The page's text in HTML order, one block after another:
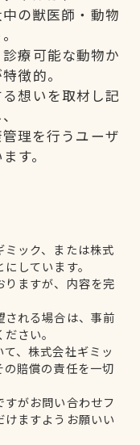
の獣医師・動物
療可能な動物か
徴的。
想いを取材し記
理を行うユーザ
す。
ック、または株式
しています。
りますが、内容を完
される場合は、事前
さい。
、株式会社ギミッ
賠償の責任を一切
がお問い合わせフ
ますようお願いい